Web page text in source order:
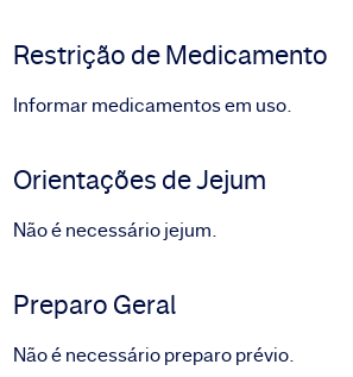
Restrição de Medicamento
Informar medicamentos em uso.
Orientações de Jejum
Não é necessário jejum.
Preparo Geral
Não é necessário preparo prévio.